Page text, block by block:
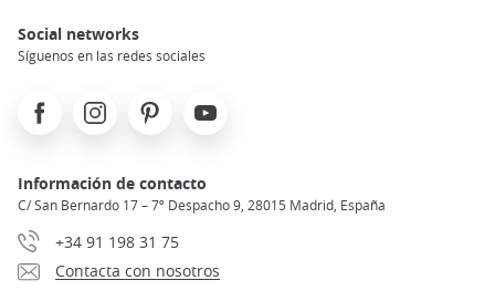
Social networks
Síguenos en las redes sociales
FacebookInstagramPinterest Youtube
Información de contacto
C/ San Bernardo 17 – 7º Despacho 9, 28015 Madrid, España
+34 91 198 31 75
Contacta con nosotros